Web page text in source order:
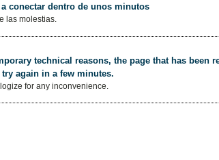
conectar dentro de unos minutos
las molestias.
technical reasons, the page that has been
try again in a few minutes.
for any inconvenience.